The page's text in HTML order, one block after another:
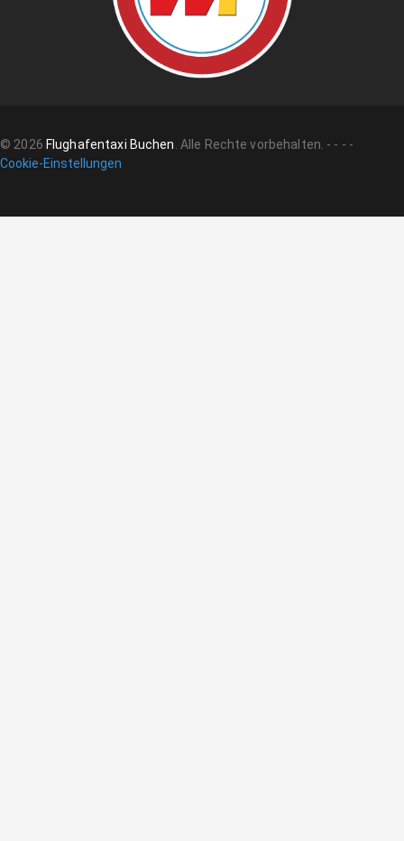
© 2026 Flughafentaxi Buchen. Alle Rechte vorbehalten. - - - -
Cookie-Einstellungen